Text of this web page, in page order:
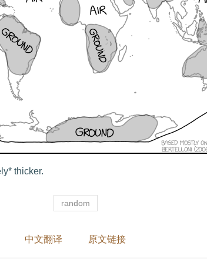
thicker.
random
中文翻译 原文链接